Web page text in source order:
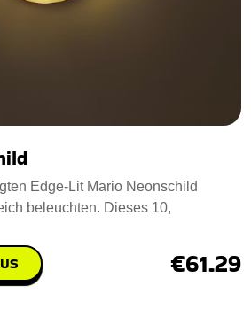
Edge-Lit Mario Neonschild
beleuchten. Dieses 10,
€61.29